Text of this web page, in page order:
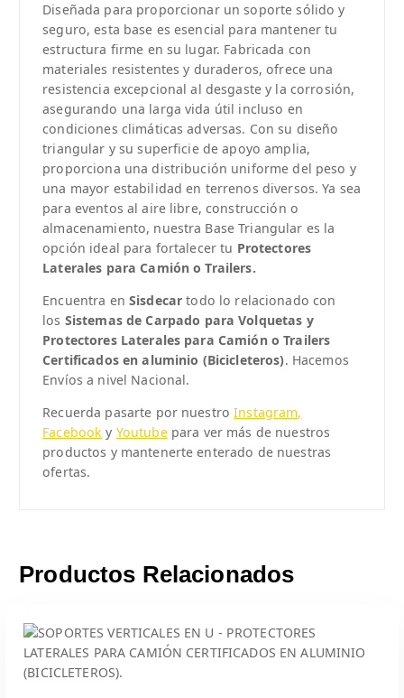
Diseñada para proporcionar un soporte sólido y
seguro, esta base es esencial para mantener tu
estructura firme en su lugar. Fabricada con
materiales resistentes y duraderos, ofrece una
resistencia excepcional al desgaste y la corrosión,
asegurando una larga vida útil incluso en
condiciones climáticas adversas. Con su diseño
triangular y su superficie de apoyo amplia,
proporciona una distribución uniforme del peso y
una mayor estabilidad en terrenos diversos. Ya sea
para eventos al aire libre, construcción o
almacenamiento, nuestra Base Triangular es la
opción ideal para fortalecer tu Protectores
Laterales para Camión o Trailers.
Encuentra en Sisdecar todo lo relacionado con
los Sistemas de Carpado para Volquetas y
Protectores Laterales para Camión o Trailers
Certificados en aluminio (Bicicleteros). Hacemos
Envíos a nivel Nacional.
Recuerda pasarte por nuestroInstagram,
Facebook y Youtubepara ver más de nuestros
productos y mantenerte enterado de nuestras
ofertas.
Productos Relacionados